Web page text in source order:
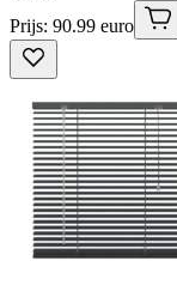
Prijs: 90.99 euro